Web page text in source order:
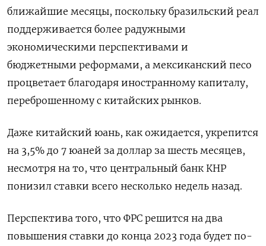
ближайшие месяцы, поскольку бразильский реал
поддерживается более радужными
экономическими перспективами и
бюджетными реформами, а мексиканский песо
процветает благодаря иностранному капиталу,
переброшенному с китайских рынков.
Даже китайский юань, как ожидается, укрепится
на 3,5% до 7 юаней за доллар за шесть месяцев,
несмотря на то, что центральный банк КНР
понизил ставки всего несколько недель назад.
Перспектива того, что ФРС решится на два
повышения ставки до конца 2023 года будет по-